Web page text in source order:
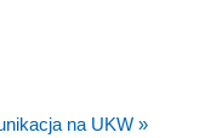
na UKW »